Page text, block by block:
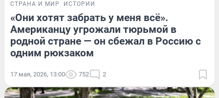
СТРАНА И МИР ИСТОРИИ
«Они хотят забрать у меня всё».
Американцу угрожали тюрьмой в
родной стране — он сбежал в Россию с
одним рюкзаком
17 мая, 2026, 13:00 752 2